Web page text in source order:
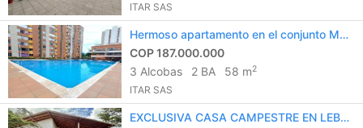
ITAR SAS
Hermoso apartamento en el conjunto Miraflores del valle Piedecuesta
COP 187.000.000
3 Alcobas
2 BA 58 m2
ITAR SAS
EXCLUSIVA CASA CAMPESTRE EN LEBRIJA